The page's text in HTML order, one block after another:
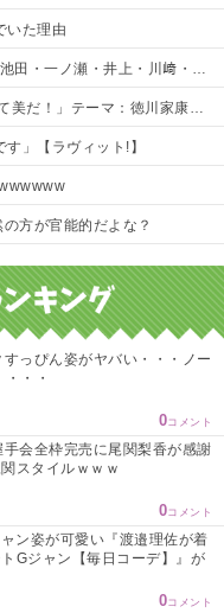
いた理由
井上・川﨑・菅原・中西が全完売
川家康【2025.8.5 24:00〜 TOKYO MX】
」【ラヴィット!】
方が官能的だよな？
すっぴん姿がヤバい・・・ノー
・・
0コメント
手会全枠完売に尾関梨香が感謝
スタイルｗｗｗ
0コメント
ン姿が可愛い『渡邉理佐が着
Gジャン【毎日コーデ】』が
0コメント